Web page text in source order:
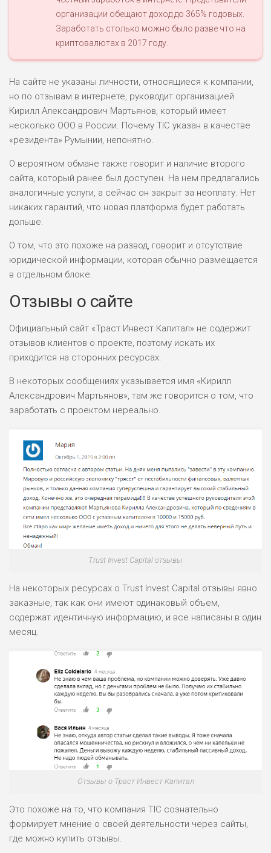
организации обещают доход до 365% годовых.
Заработать столько можно было разве что на
криптовалютах в 2017 году.
На сайте не указаны личности, относящиеся к компании,
но по отзывам в интернете, руководит организацией
Кирилл Александрович Мартьянов, который имеет
несколько ООО в России. Почему TIC указан в качестве
«резидента» Румынии, непонятно.
О вероятном обмане также говорит и наличие второго
сайта, который ранее был доступен. На нем предлагались
аналогичные услуги, а сейчас он закрыт за неоплату. Нет
никаких гарантий, что новая платформа будет работать
дольше.
О том, что это похоже на развод, говорит и отсутствие
юридической информации, которая обычно размещается
в отдельном блоке.
Отзывы о сайте
Официальный сайт «Траст Инвест Капитал» не содержит
отзывов клиентов о проекте, поэтому искать их
приходится на сторонних ресурсах.
В некоторых сообщениях указывается имя «Кирилл
Александрович Мартьянов», там же говорится о том, что
заработать с проектом нереально.
Trust Invest Capital отзывы
На некоторых ресурсах о Trust Invest Capital отзывы явно
заказные, так как они имеют одинаковый объем,
содержат идентичную информацию, и все написаны в один
месяц.
Отзывы о Траст Инвест Капитал
Это похоже на то, что компания TIC сознательно
формирует мнение о своей деятельности через сайты,
где можно купить отзывы.